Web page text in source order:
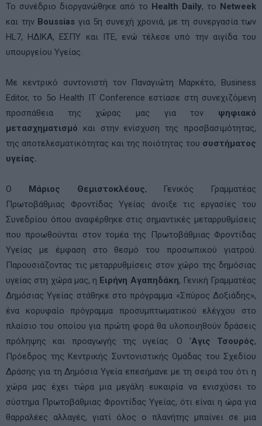
Το συνέδριο διοργανώθηκε από τo Health Daily, το Netweek
και την Boussias για 5η συνεχή χρονιά, με τη συνεργασία των
HL7, ΗΔΙΚΑ, ΕΣΠΥ και ΙΤΕ, ενώ τέλεσε υπό την αιγίδα του
υπουργείου Υγείας.
Με κεντρικό συντονιστή τον Παναγιώτη Μαρκέτο, Business
Editor, το 5ο Health IT Conference εστίασε στη συνεχιζόμενη
προσπάθεια της χώρας μας για τον ψηφιακό
μετασχηματισμό και στην ενίσχυση της προσβασιμότητας,
της αποτελεσματικότητας και της ποιότητας του συστήματος
υγείας.
Ο Μάριος Θεμιστοκλέους, Γενικός Γραμματέας
Πρωτοβάθμιας Φροντίδας Υγείας άνοιξε τις εργασίες του
Συνεδρίου όπου αναφέρθηκε στις σημαντικές μεταρρυθμίσεις
που προωθούνται στον τομέα της Πρωτοβάθμιας Φροντίδας
Υγείας με έμφαση στο θεσμό του προσωπικού γιατρού.
Παρουσιάζοντας τις μεταρρυθμίσεις στον χώρο της δημόσιας
υγείας στη χώρα μας, η Ειρήνη Αγαπηδάκη, Γενική Γραμματέας
Δημόσιας Υγείας στάθηκε στο πρόγραμμα «Σπύρος Δοξιάδης»,
ένα κορυφαίο πρόγραμμα προσυμπτωματικού ελέγχου στο
πλαίσιο του οποίου για πρώτη φορά θα υλοποιηθούν δράσεις
πρόληψης και προαγωγής της υγείας. Ο 'Aγις Τσουρός,
Πρόεδρος της Κεντρικής Συντονιστικής Ομάδας του Σχεδίου
Δράσης για τη Δημόσια Υγεία επεσήμανε με τη σειρά του ότι η
χώρα μας έχει τώρα μια μεγάλη ευκαιρία να ενισχύσει το
σύστημα Πρωτοβάθμιας Φροντίδας Υγείας, ότι είναι η ώρα για
θαρραλέες αλλαγές, γιατί όλος ο πλανήτης μπαίνει σε μια